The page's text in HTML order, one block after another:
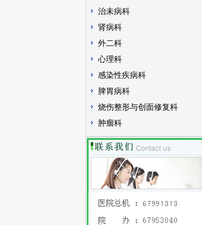
治未病科
肾病科
外二科
心理科
感染性疾病科
脾胃病科
烧伤整形与创面修复科
肿瘤科